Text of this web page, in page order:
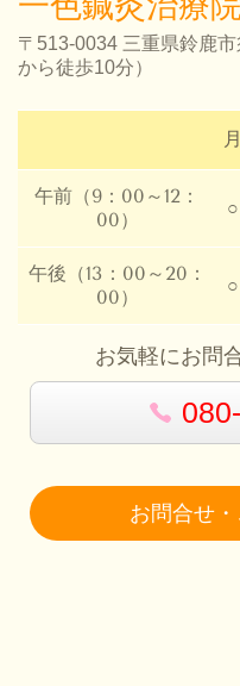
〒513-0034 三重県鈴鹿
から徒歩10分）
月
午前（9：00～12：
00）
○
午後（13：00～20：
00）
○
お気軽にお問
お問合せ